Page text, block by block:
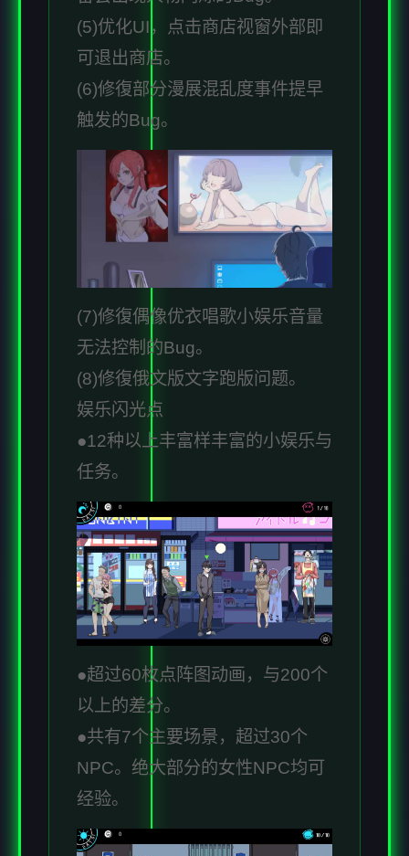
(5)优化UI，点击商店视窗外部即
可退出商店。
(6)修復部分漫展混乱度事件提早
触发的Bug。
(7)修復偶像优衣唱歌小娱乐音量
无法控制的Bug。
(8)修復俄文版文字跑版问题。
娱乐闪光点
●12种以上丰富样丰富的小娱乐与
任务。
●超过60枚点阵图动画，与200个
以上的差分。
●共有7个主要场景，超过30个
NPC。绝大部分的女性NPC均可
经验。